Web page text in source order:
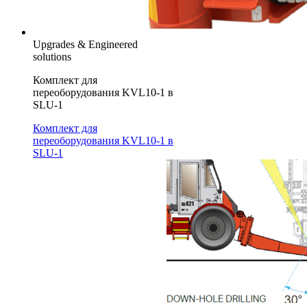
Upgrades & Engineered
solutions
Комплект для
переоборудования KVL10-1 в
SLU-1
Комплект для
переоборудования KVL10-1 в
SLU-1